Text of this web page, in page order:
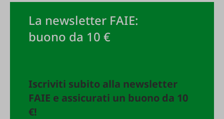
La newsletter FAIE:
buono da 10 €
Iscriviti subito alla newsletter
FAIE e assicurati un buono da 10
€!